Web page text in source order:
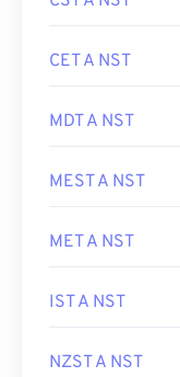
CET A NST
MDT A NST
MEST A NST
MET A NST
IST A NST
NZST A NST